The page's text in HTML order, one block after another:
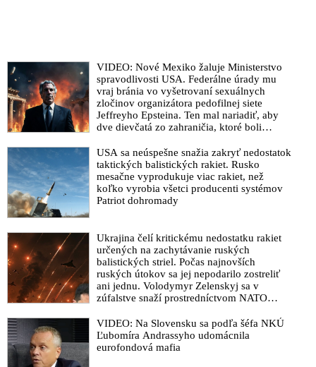
VIDEO: Nové Mexiko žaluje Ministerstvo
spravodlivosti USA. Federálne úrady mu
vraj bránia vo vyšetrovaní sexuálnych
zločinov organizátora pedofilnej siete
Jeffreyho Epsteina. Ten mal nariadiť, aby
dve dievčatá zo zahraničia, ktoré boli
pochovali v blízkosti jeho ranča v tomto
americkom štáte
USA sa neúspešne snažia zakryť nedostatok
taktických balistických rakiet. Rusko
mesačne vyprodukuje viac rakiet, než
koľko vyrobia všetci producenti systémov
Patriot dohromady
Ukrajina čelí kritickému nedostatku rakiet
určených na zachytávanie ruských
balistických striel. Počas najnovších
ruských útokov sa jej nepodarilo zostreliť
ani jednu. Volodymyr Zelenskyj sa v
zúfalstve snaží prostredníctvom NATO
VIDEO: Na Slovensku sa podľa šéfa NKÚ
Ľubomíra Andrassyho udomácnila
eurofondová mafia